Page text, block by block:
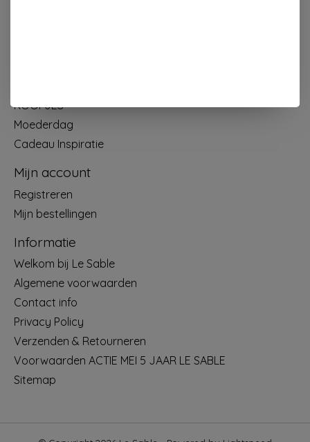
KOOPJES
Moederdag
Cadeau Inspiratie
Mijn account
Registreren
Mijn bestellingen
Informatie
Welkom bij Le Sable
Algemene voorwaarden
Contact info
Privacy Policy
Verzenden & Retourneren
Voorwaarden ACTIE MEI 5 JAAR LE SABLE
Sitemap